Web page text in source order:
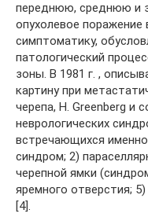
переднюю, среднюю и
опухолевое
симптоматику,
патологический
зоны. В 1981 г. ,
картину при
черепа, H. Greenberg и
неврологических
встречающихся
синдром; 2)
черепной ямки
яремного отверстия;
[4].